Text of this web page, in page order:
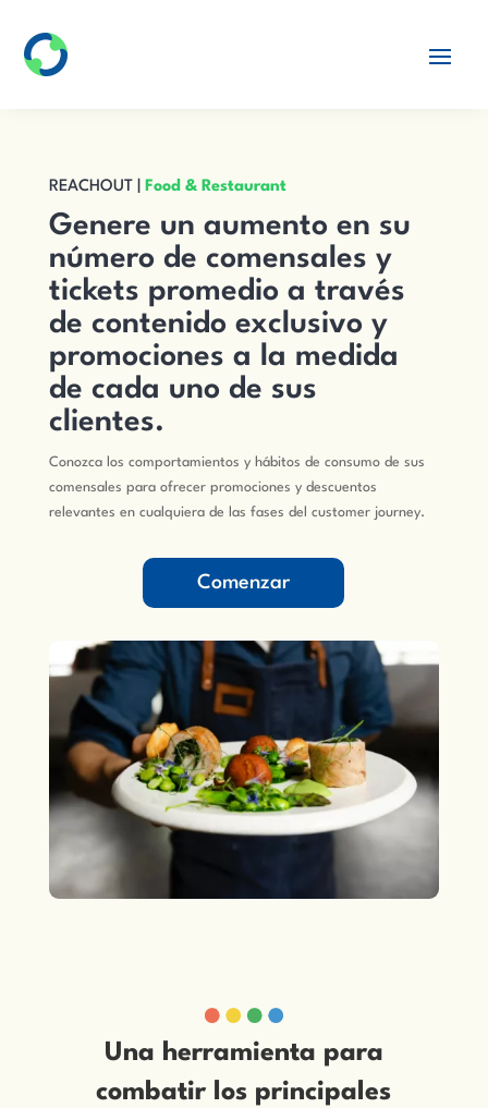
REACHOUT | Food & Restaurant
Genere un aumento en su
número de comensales y
tickets promedio a través
de contenido exclusivo y
promociones a la medida
de cada uno de sus
clientes.
Conozca los comportamientos y hábitos de consumo de sus
comensales para ofrecer promociones y descuentos
relevantes en cualquiera de las fases del customer journey.
Comenzar
Una herramienta para
combatir los principales